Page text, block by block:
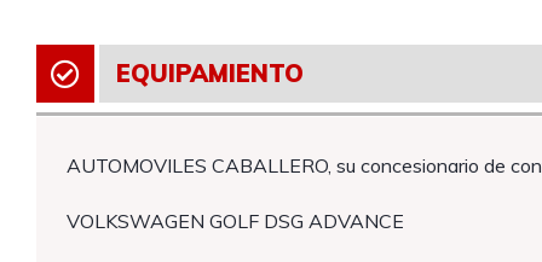
EQUIPAMIENTO
AUTOMOVILES CABALLERO, su concesionario de
VOLKSWAGEN GOLF DSG ADVANCE